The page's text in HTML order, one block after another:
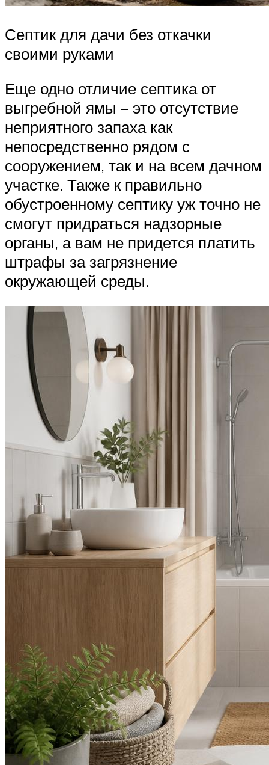
Септик для дачи без откачки
своими руками
Еще одно отличие септика от
выгребной ямы – это отсутствие
неприятного запаха как
непосредственно рядом с
сооружением, так и на всем дачном
участке. Также к правильно
обустроенному септику уж точно не
смогут придраться надзорные
органы, а вам не придется платить
штрафы за загрязнение
окружающей среды.